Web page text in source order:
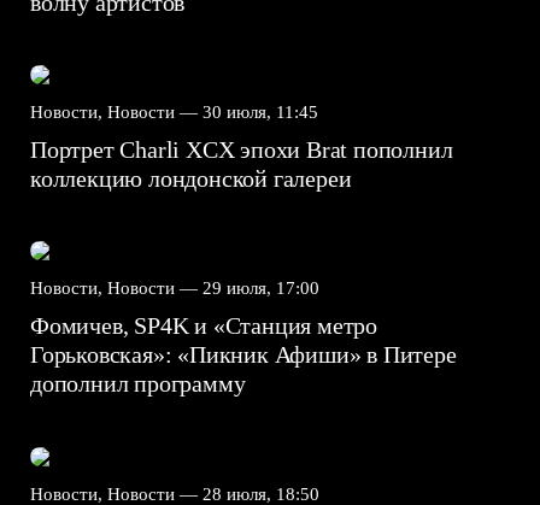
Новости, Новости — 30 июля, 11:45
Портрет Charli XCX эпохи Brat пополнил
коллекцию лондонской галереи
Новости, Новости — 29 июля, 17:00
Фомичев, SP4K и «Станция метро
Горьковская»: «Пикник Афиши» в Питере
дополнил программу
Новости, Новости — 28 июля, 18:50